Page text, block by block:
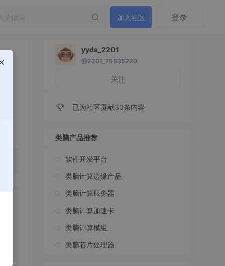
加入社区 登录
yyds_2201
@2201_75535220
关注
已为社区贡献30条内容
类脑产品推荐
软件开发平台
类脑计算边缘产品
类脑计算服务器
类脑计算加速卡
类脑计算模组
类脑芯片处理器